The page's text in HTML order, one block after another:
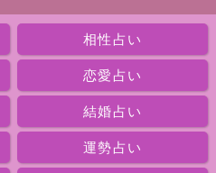
相性占い
恋愛占い
結婚占い
運勢占い